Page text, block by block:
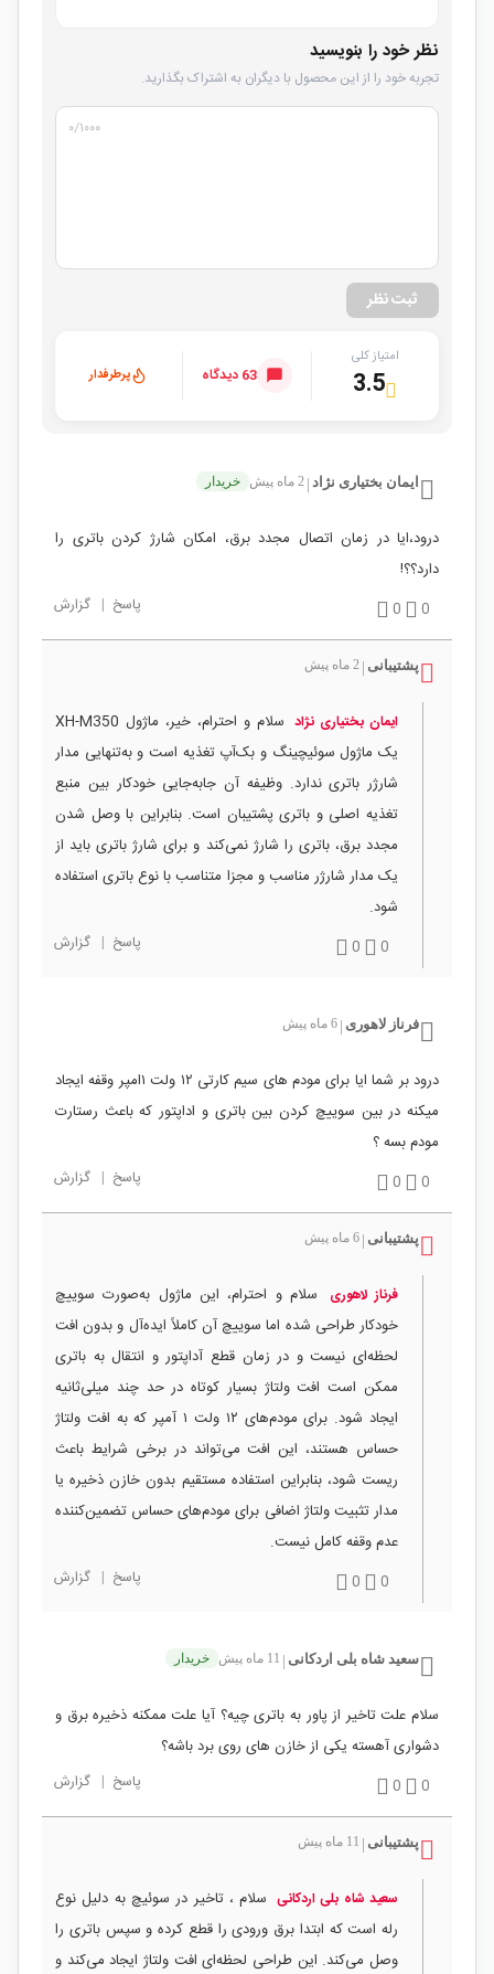
نظر خود را بنویسید
تجربه خود را از این محصول با دیگران به اشتراک بگذارید.
۰/۱۰۰۰
ثبت نظر
امتیاز کلی
3.5 63 دیدگاه پرطرفدار
ایمان بختیاری نژاد 2 ماه پیش خریدار
درود،ایا در زمان اتصال مجدد برق، امکان شارژ کردن باتری را
دارد؟؟!
0
0 پاسخ | گزارش
پشتیبانی 2 ماه پیش
ایمان بختیاری نژاد
سلام و احترام، خیر، ماژول XH-M350
یک ماژول سوئیچینگ و بک‌آپ تغذیه است و به‌تنهایی مدار
شارژر باتری ندارد. وظیفه آن جابه‌جایی خودکار بین منبع
تغذیه اصلی و باتری پشتیبان است. بنابراین با وصل شدن
مجدد برق، باتری را شارژ نمی‌کند و برای شارژ باتری باید از
یک مدار شارژر مناسب و مجزا متناسب با نوع باتری استفاده
شود.
0
0 پاسخ | گزارش
فرناز لاهوری 6 ماه پیش
درود بر شما ایا برای مودم های سیم کارتی ۱۲ ولت ۱امپر وقفه ایجاد
میکنه در بین سوییچ کردن بین باتری و اداپتور که باعث رستارت
مودم بسه ؟
0
0 پاسخ | گزارش
پشتیبانی 6 ماه پیش
فرناز لاهوری
سلام و احترام، این ماژول به‌صورت سوییچ
خودکار طراحی شده اما سوییچ آن کاملاً ایده‌آل و بدون افت
لحظه‌ای نیست و در زمان قطع آداپتور و انتقال به باتری
ممکن است افت ولتاژ بسیار کوتاه در حد چند میلی‌ثانیه
ایجاد شود. برای مودم‌های ۱۲ ولت ۱ آمپر که به افت ولتاژ
حساس هستند، این افت می‌تواند در برخی شرایط باعث
ریست شود، بنابراین استفاده مستقیم بدون خازن ذخیره یا
مدار تثبیت ولتاژ اضافی برای مودم‌های حساس تضمین‌کننده
عدم وقفه کامل نیست.
0
0 پاسخ | گزارش
سعید شاه بلی اردکانی 11 ماه پیش خریدار
سلام علت تاخیر از پاور به باتری چیه؟ آیا علت ممکنه ذخیره برق و
دشواری آهسته یکی از خازن های روی برد باشه؟
0
0 پاسخ | گزارش
پشتیبانی 11 ماه پیش
سعید شاه بلی اردکانی سلام ، تاخیر در سوئیچ به دلیل نوع
رله‌ است که ابتدا برق ورودی را قطع کرده و سپس باتری را
وصل می‌کند. این طراحی لحظه‌ای افت ولتاژ ایجاد می‌کند و